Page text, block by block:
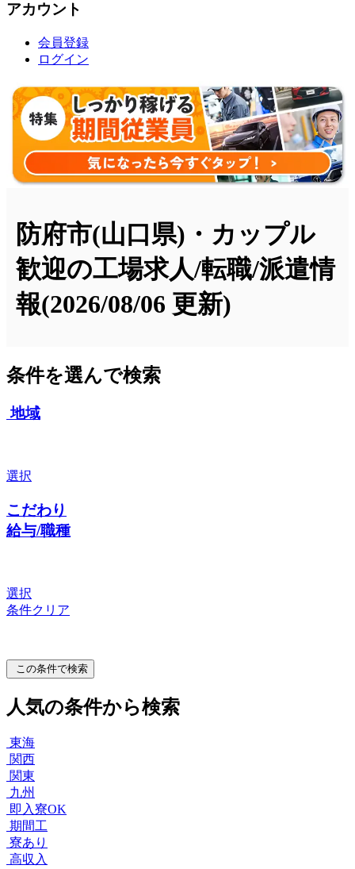
アカウント
会員登録
ログイン
防府市(山口県)・カップル
歓迎の工場求人/転職/派遣情
報(2026/08/06 更新)
条件を選んで検索
地域
選択
こだわり
給与/職種
選択
条件クリア
この条件で検索
人気の条件から検索
東海
関西
関東
九州
即入寮OK
期間工
寮あり
高収入